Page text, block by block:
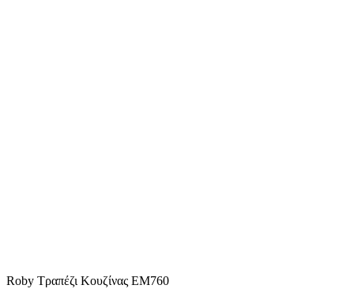
Roby Τραπέζι Κουζίνας ΕΜ760